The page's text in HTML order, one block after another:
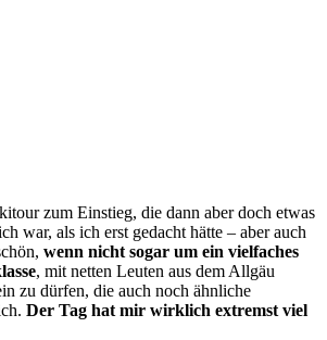
zum Einstieg, die dann aber doch etwas
war, als ich erst gedacht hätte – aber auch
wenn nicht sogar um ein vielfaches
, mit netten Leuten aus dem Allgäu
zu dürfen, die auch noch ähnliche
Der Tag hat mir wirklich extremst viel